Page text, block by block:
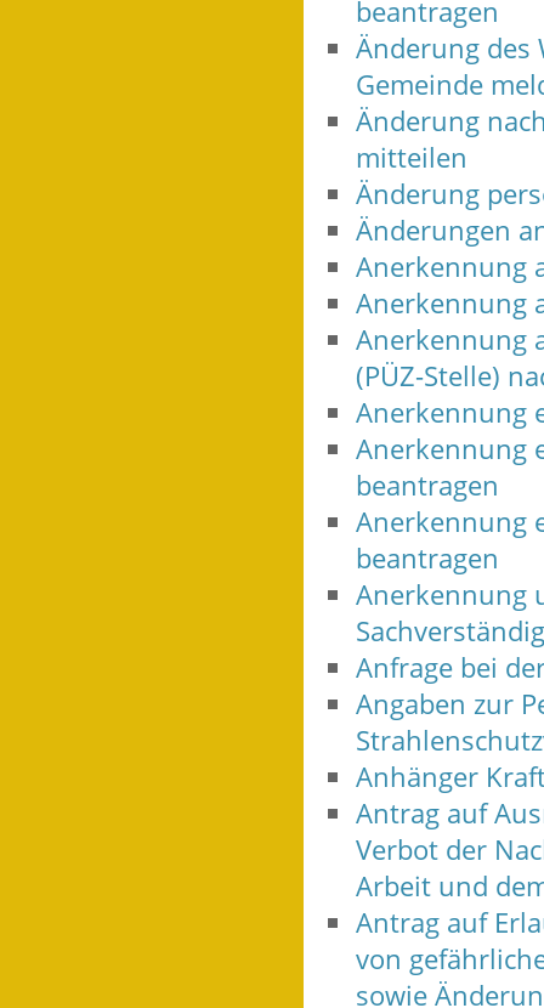
beantragen
Änderung des
Gemeinde
Änderung
mitteilen
Änderung
Änderungen
Anerkennung
Anerkennung
Anerkennung
(PÜZ-Stelle)
Anerkennung
Anerkennung
beantragen
Anerkennung
beantragen
Anerkennung
Anfrage bei
Angaben zur
Anhänger
Antrag auf
Verbot der
Arbeit und
Antrag auf
von
sowie